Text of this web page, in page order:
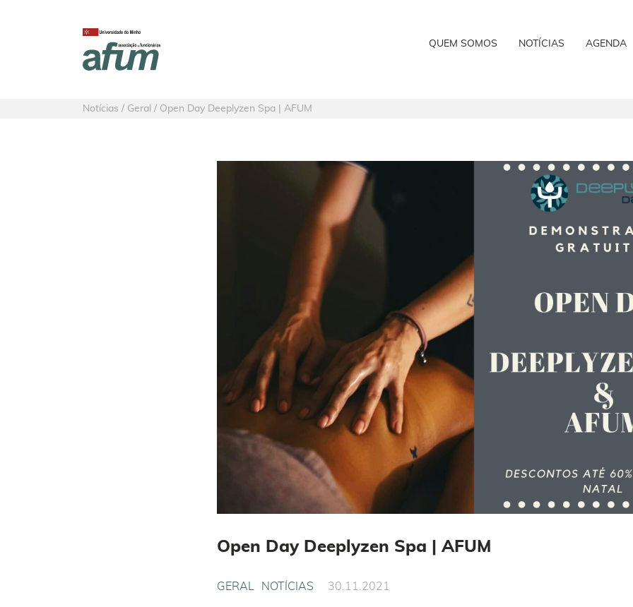
QUEM SOMOS NOTÍCIAS AGENDA
Notícias / Geral / Open Day Deeplyzen Spa | AFUM
Open Day Deeplyzen Spa | AFUM
GERAL NOTÍCIAS 30.11.2021